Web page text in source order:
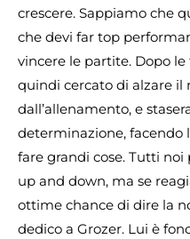
crescere. Sappiamo che
che devi far top
vincere le partite. Dopo
quindi cercato di alzare il
dall’allenamento, e
determinazione, facendo
fare grandi cose. Tutti
up and down, ma se
ottime chance di dire la
dedico a Grozer. Lui è